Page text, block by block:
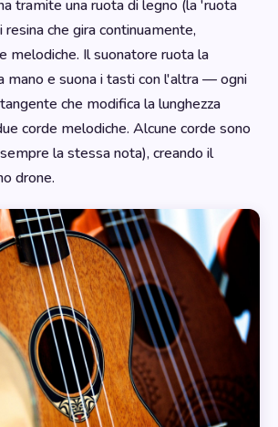
tramite una ruota di legno (la 'ruota
che gira continuamente,
melodiche. Il suonatore ruota la
mano e suona i tasti con l'altra — ogni
che modifica la lunghezza
corde melodiche. Alcune corde sono
la stessa nota), creando il
drone.